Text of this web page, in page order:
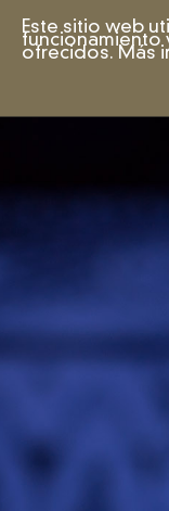
Este sitio web
funcionamiento
ofrecidos. Más